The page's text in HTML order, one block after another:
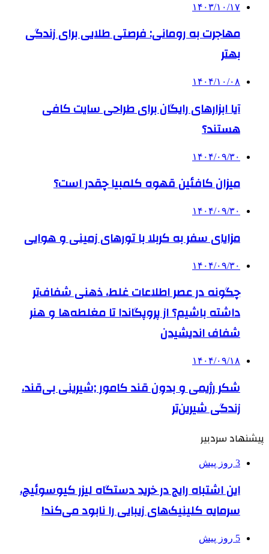
۱۴۰۳/۱۰/۱۷
مهاجرت به رومانی: فرصتی طلایی برای زندگی
بهتر
۱۴۰۴/۱۰/۰۸
آیا ابزارهای رایگان برای طراحی سایت کافی
هستند؟
۱۴۰۴/۰۹/۳۰
میزان کافئین قهوه کلمبیا چقدر است؟
۱۴۰۴/۰۹/۳۰
مزایای سفر به کربلا با تورهای زمینی و هوایی
۱۴۰۴/۰۹/۳۰
چگونه در عصر اطلاعات غلط، ذهنی شفاف‌تر
داشته باشیم؟ از پروپگاندا تا مغلطه‌ها و هنر
شفاف اندیشیدن
۱۴۰۴/۰۹/۱۸
شکر رژیمی و بدون قند کامور ;شیرینی بی‌قند،
زندگی شیرین‌تر
پیشنهاد سردبیر
3 روز پیش
این اشتباه رایج در خرید دستگاه لیزر کیوسوئیچ،
سرمایه کلینیک‌های زیبایی را نابود می‌کند!
5 روز پیش